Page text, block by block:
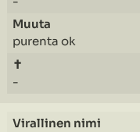
purenta ok
-